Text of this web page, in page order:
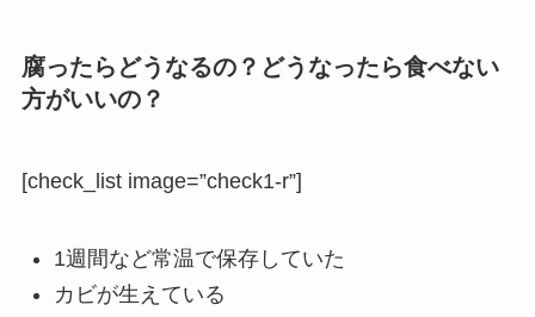
腐ったらどうなるの？どうなったら食べない
方がいいの？
[check_list image=”check1-r”]
1週間など常温で保存していた
カビが生えている